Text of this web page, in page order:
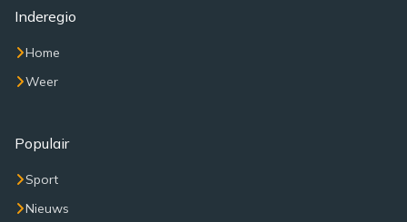
Inderegio
Home
Weer
Populair
Sport
Nieuws